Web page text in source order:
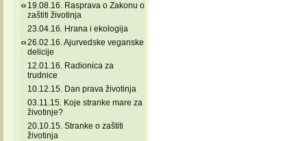
19.08.16. Rasprava o Zakonu o
zaštiti životinja
23.04.16. Hrana i ekologija
26.02.16. Ajurvedske veganske
delicije
12.01.16. Radionica za
trudnice
10.12.15. Dan prava životinja
03.11.15. Koje stranke mare za
životinje?
20.10.15. Stranke o zaštiti
životinja